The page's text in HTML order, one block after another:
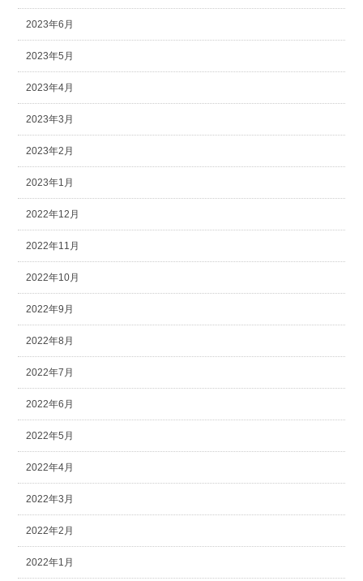
2023年6月
2023年5月
2023年4月
2023年3月
2023年2月
2023年1月
2022年12月
2022年11月
2022年10月
2022年9月
2022年8月
2022年7月
2022年6月
2022年5月
2022年4月
2022年3月
2022年2月
2022年1月